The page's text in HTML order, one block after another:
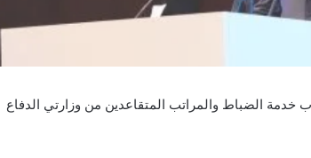
خدمة الضباط والمراتب المتقاعدين من وزارتي الدفاع